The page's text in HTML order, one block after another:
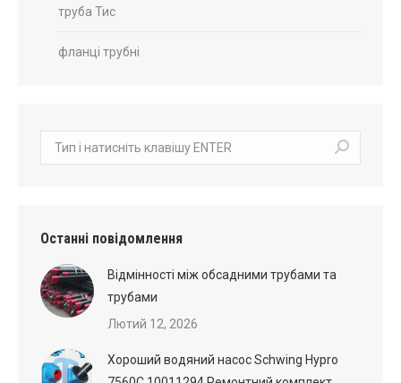
труба Тис
фланці трубні
пошук:
Останні повідомлення
Відмінності між обсадними трубами та
трубами
Лютий 12, 2026
Хороший водяний насос Schwing Hypro